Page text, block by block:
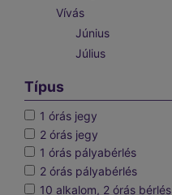
Vívás
Június
Július
Típus
1 órás jegy
2 órás jegy
1 órás pályabérlés
2 órás pályabérlés
10 alkalom, 2 órás bérlés